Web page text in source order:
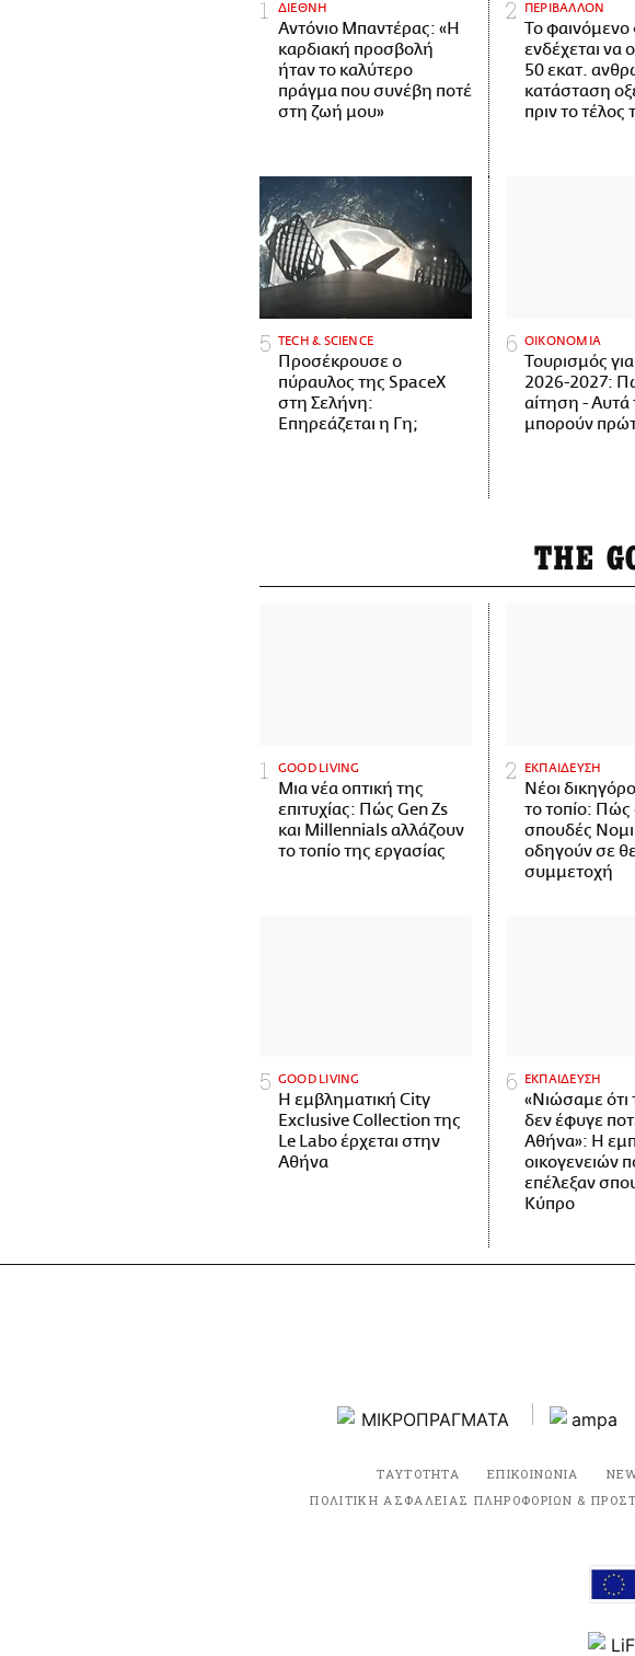
ΔΙΕΘΝΗ
Αντόνιο Μπαντέρας: «Η
καρδιακή προσβολή
ήταν το καλύτερο
πράγμα που συνέβη ποτέ
στη ζωή μου»
ΠΕΡΙΒΑΛΛΟΝ
Το φαινόμενο
ενδέχεται να
50 εκατ.
κατάσταση
πριν το τέλος
ΤECH & SCIENCE
Προσέκρουσε ο
πύραυλος της SpaceX
στη Σελήνη:
Επηρεάζεται η Γη;
ΟΙΚΟΝΟΜΙΑ
Τουρισμός
2026-2027:
αίτηση -
μπορούν
THE
GOOD LIVING
Μια νέα οπτική της
επιτυχίας: Πώς Gen Zs
και Millennials αλλάζουν
το τοπίο της εργασίας
ΕΚΠΑΙΔΕΥΣΗ
Νέοι
το τοπίο: Πώς
σπουδές
οδηγούν σε
συμμετοχή
GOOD LIVING
Η εμβληματική City
Exclusive Collection της
Le Labo έρχεται στην
Αθήνα
ΕΚΠΑΙΔΕΥΣΗ
«Νιώσαμε ότι
δεν έφυγε
Αθήνα»: Η
οικογενειών
επέλεξαν
Κύπρο
ΤΑΥΤΟΤΗΤΑ ΕΠΙΚΟΙΝΩΝΙΑ
ΠΟΛΙΤΙΚΗ ΑΣΦΑΛΕΙΑΣ ΠΛΗΡΟΦΟΡΙΩΝ &